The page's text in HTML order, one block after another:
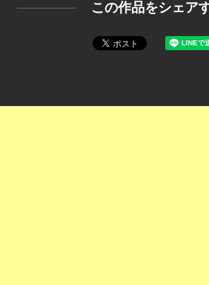
この作品をシェア